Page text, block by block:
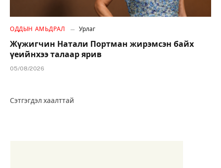
ОДДЫН АМЬДРАЛ Урлаг
Жүжигчин Натали Портман жирэмсэн байх
үеийнхээ талаар ярив
05/08/2026
Сэтгэгдэл хаалттай